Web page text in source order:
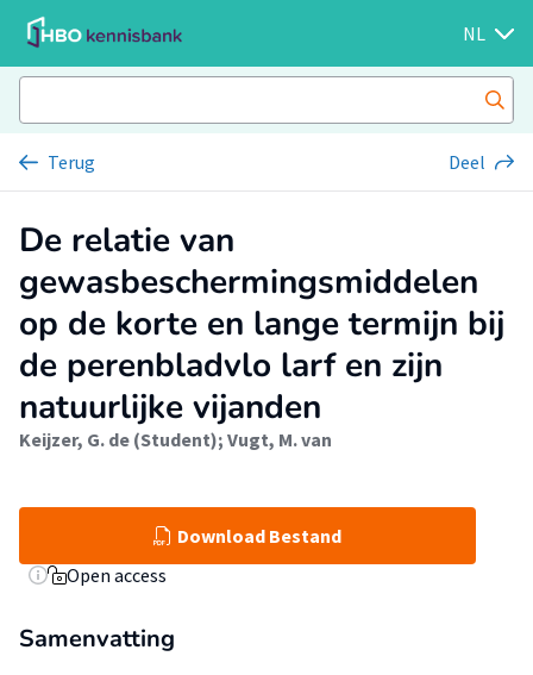
NL
Terug Deel
De relatie van
gewasbeschermingsmiddelen
op de korte en lange termijn bij
de perenbladvlo larf en zijn
natuurlijke vijanden
Keijzer, G. de (Student); Vugt, M. van
Download Bestand
Open access
Samenvatting